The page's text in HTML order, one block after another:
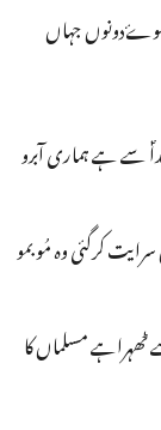
جہاں
سے ہے ہماری آبرو
کرگئی وہ مُو بمو
مسلماں کا